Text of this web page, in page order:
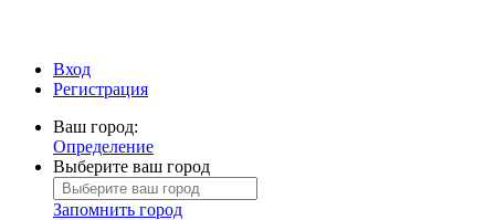
Вход
Регистрация
Ваш город:
Определение
Выберите ваш город
Запомнить город